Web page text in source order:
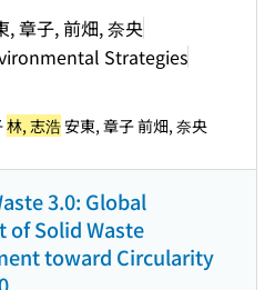
, 章子, 前畑, 奈央
Strategies
林, 志浩安東, 章子 前畑, 奈央
3.0: Global
of Solid Waste
toward Circularity